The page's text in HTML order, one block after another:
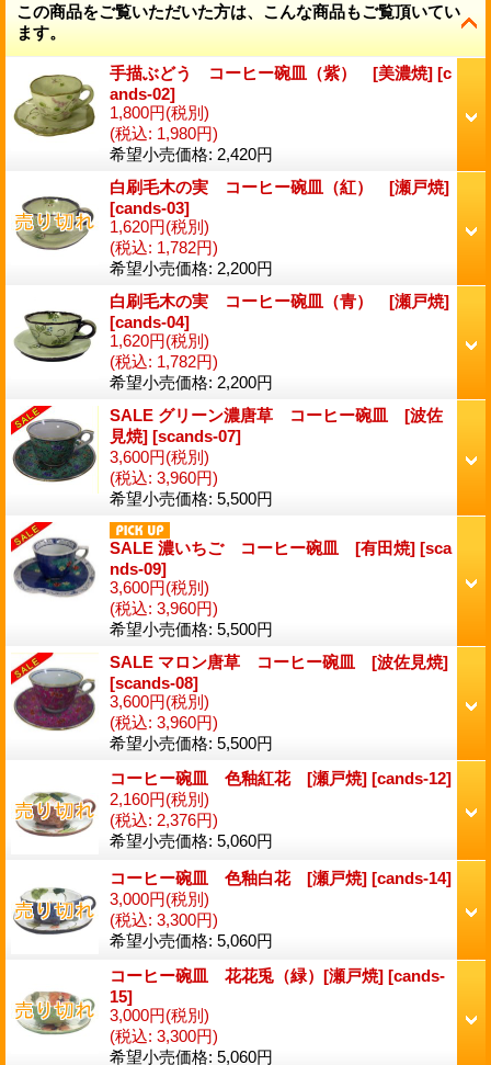
この商品をご覧いただいた方は、こんな商品もご覧頂いてい
ます。
手描ぶどう コーヒー碗皿（紫） [美濃焼] [c
ands-02]
1,800円(税別)
(税込: 1,980円)
希望小売価格: 2,420円
白刷毛木の実 コーヒー碗皿（紅） [瀬戸焼]
[cands-03]
1,620円(税別)
(税込: 1,782円)
希望小売価格: 2,200円
白刷毛木の実 コーヒー碗皿（青） [瀬戸焼]
[cands-04]
1,620円(税別)
(税込: 1,782円)
希望小売価格: 2,200円
SALE グリーン濃唐草 コーヒー碗皿 [波佐
見焼] [scands-07]
3,600円(税別)
(税込: 3,960円)
希望小売価格: 5,500円
SALE 濃いちご コーヒー碗皿 [有田焼] [sca
nds-09]
3,600円(税別)
(税込: 3,960円)
希望小売価格: 5,500円
SALE マロン唐草 コーヒー碗皿 [波佐見焼]
[scands-08]
3,600円(税別)
(税込: 3,960円)
希望小売価格: 5,500円
コーヒー碗皿 色釉紅花 [瀬戸焼] [cands-12]
2,160円(税別)
(税込: 2,376円)
希望小売価格: 5,060円
コーヒー碗皿 色釉白花 [瀬戸焼] [cands-14]
3,000円(税別)
(税込: 3,300円)
希望小売価格: 5,060円
コーヒー碗皿 花花兎（緑）[瀬戸焼] [cands-
15]
3,000円(税別)
(税込: 3,300円)
希望小売価格: 5,060円